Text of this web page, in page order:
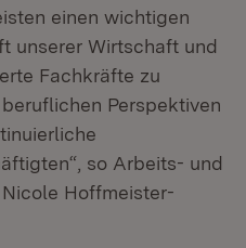
einen wichtigen
unserer Wirtschaft und
Fachkräfte zu
Perspektiven
so Arbeits- und
Hoffmeister-